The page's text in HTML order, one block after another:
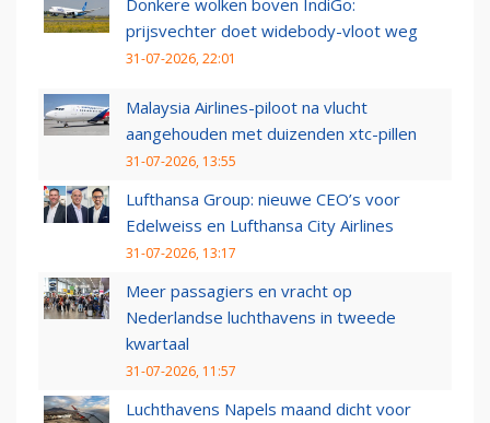
Donkere wolken boven IndiGo:
prijsvechter doet widebody-vloot weg
31-07-2026, 22:01
Malaysia Airlines-piloot na vlucht
aangehouden met duizenden xtc-pillen
31-07-2026, 13:55
Lufthansa Group: nieuwe CEO’s voor
Edelweiss en Lufthansa City Airlines
31-07-2026, 13:17
Meer passagiers en vracht op
Nederlandse luchthavens in tweede
kwartaal
31-07-2026, 11:57
Luchthavens Napels maand dicht voor